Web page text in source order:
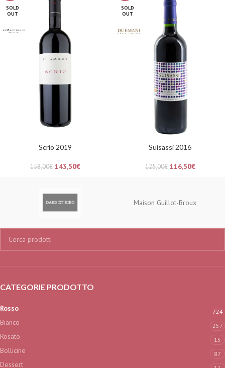
SOLD
OUT
Scrio 2019
158,00€ 143,50€
SOLD
OUT
Suisassi 2016
125,00€ 116,50€
Maison Guillot-Broux
CATEGORIE PRODOTTO
Rosso 724
Bianco 257
Rosato 15
Bollicine 87
Dessert